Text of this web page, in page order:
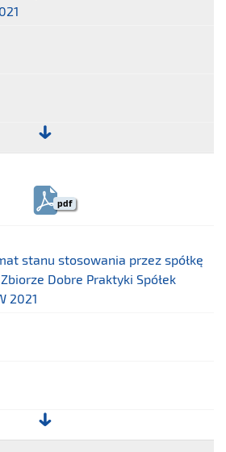
pdf
stanu stosowania przez spółkę
Dobre Praktyki Spółek
2021